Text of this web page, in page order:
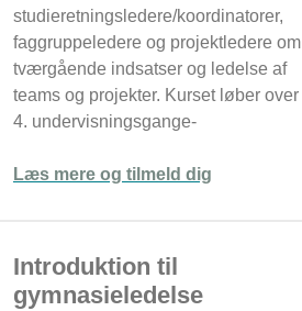
studieretningsledere/koordinatorer,
faggruppeledere og projektledere om
tværgående indsatser og ledelse af
teams og projekter. Kurset løber over
4. undervisningsgange-
Læs mere og tilmeld dig
Introduktion til
gymnasieledelse